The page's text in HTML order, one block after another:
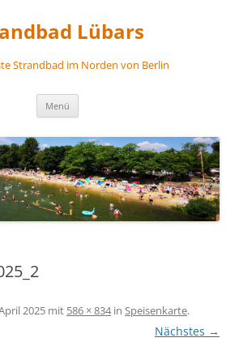
Lübars
Strandbad im Norden von Berlin
Menü
2025 mit 586 × 834in Speisenkarte.
Nächstes →